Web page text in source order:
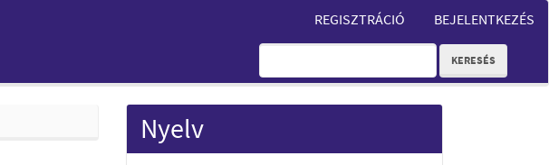
REGISZTRÁCIÓ BEJELENTKEZÉS
KERESÉS
Nyelv